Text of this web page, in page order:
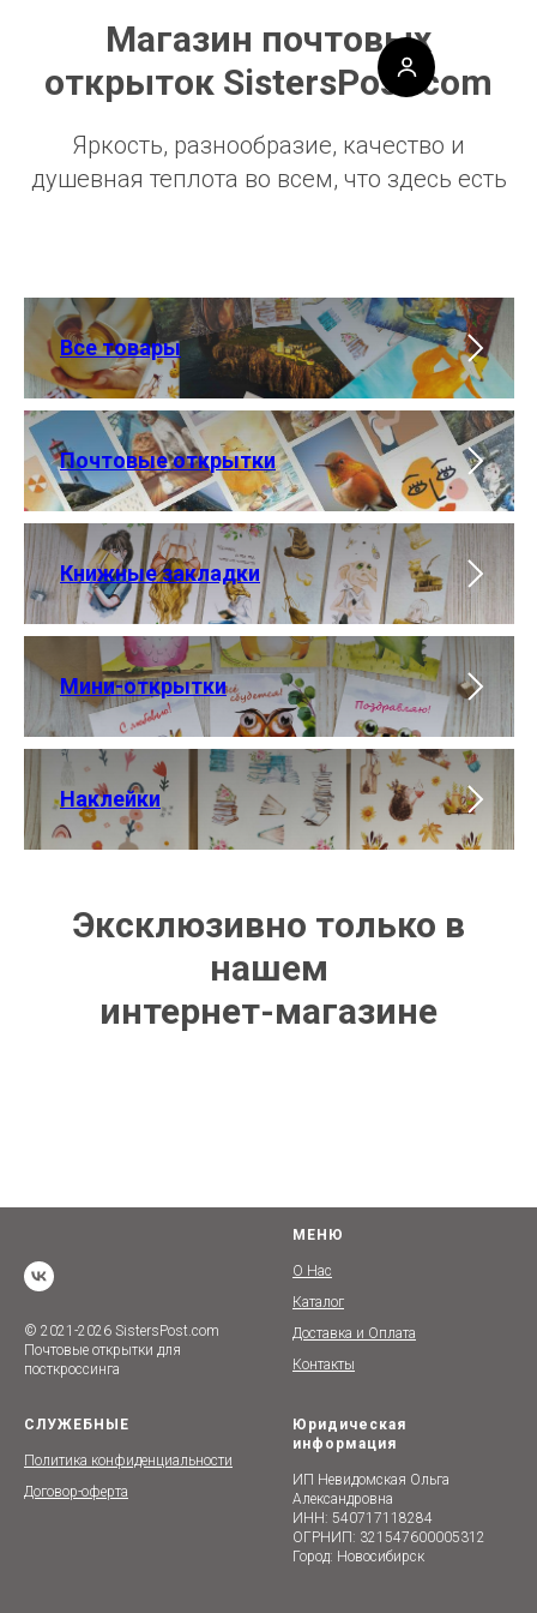
Магазин почтовых
открыток SistersPost.com
Яркость, разнообразие, качество и
душевная теплота во всем, что здесь есть
Все товары
Почтовые открытки
Книжные закладки
Мини-открытки
Наклейки
Эксклюзивно только в
нашем
интернет-магазине
© 2021-2026 SistersPost.com
Почтовые открытки для
посткроссинга
МЕНЮ
О Нас
Каталог
Доставка и Оплата
Контакты
СЛУЖЕБНЫЕ
Политика конфиденциальности
Договор-оферта
Юридическая
информация
ИП Невидомская Ольга
Александровна
ИНН: 540717118284
ОГРНИП: 321547600005312
Город: Новосибирск